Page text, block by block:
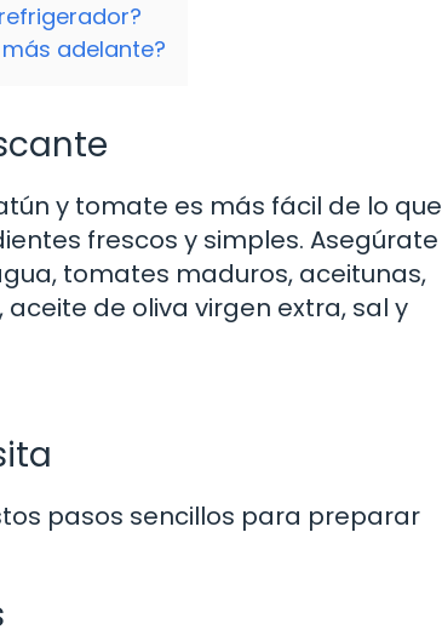
adelante?
y tomate es más fácil de lo que
frescos y simples. Asegúrate
tomates maduros, aceitunas,
de oliva virgen extra, sal y
pasos sencillos para preparar